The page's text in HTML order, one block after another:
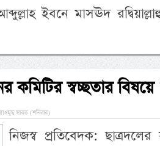
ইবনে মাসঊদ
কমিটির স্বচ্ছতার বিষয়ে
সাবত (শনিবার)
নিজস্ব প্রতিবেদক: